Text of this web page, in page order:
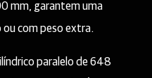
mm, garantem uma
com peso extra.
paralelo de 648